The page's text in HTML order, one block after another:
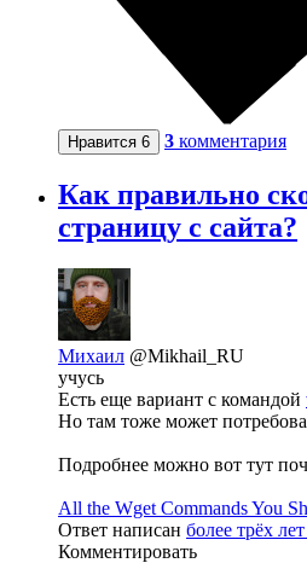
Нравится 6 3 комментария
Как правильно
страницу с сайта?
Михаил @Mikhail_RU
учусь
Есть еще вариант с командой
Но там тоже может
Подробнее можно вот тут
All the Wget Commands You
Ответ написан более трёх
Комментировать